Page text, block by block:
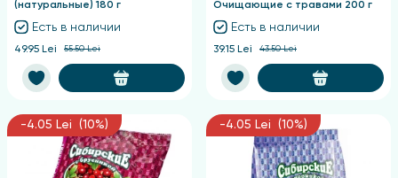
(натуральные) 180 г
Есть в наличии
49.95 Lei 55.50 Lei
Очищающие с травами 200 г
Есть в наличии
39.15 Lei 43.50 Lei
-4.05 Lei (10%) -4.05 Lei (10%)